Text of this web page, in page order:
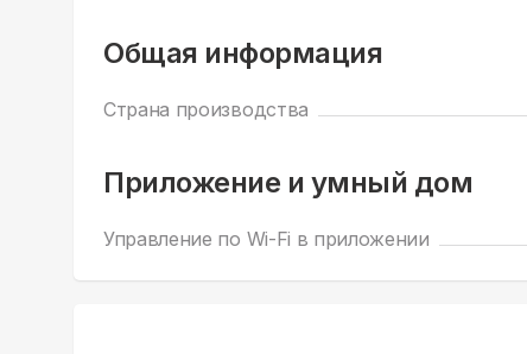
Общая информация
Страна производства
Приложение и умный дом
Управление по Wi-Fi в приложении